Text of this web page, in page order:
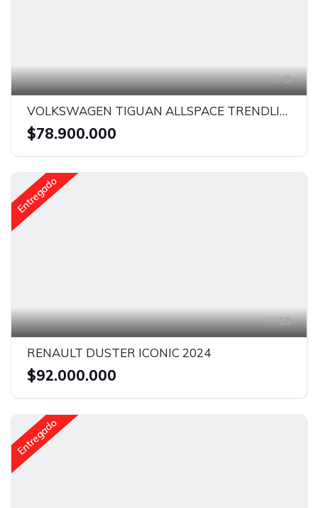
9
VOLKSWAGEN TIGUAN ALLSPACE TRENDLINE
$78.900.000
Entregado
13
RENAULT DUSTER ICONIC 2024
$92.000.000
Entregado